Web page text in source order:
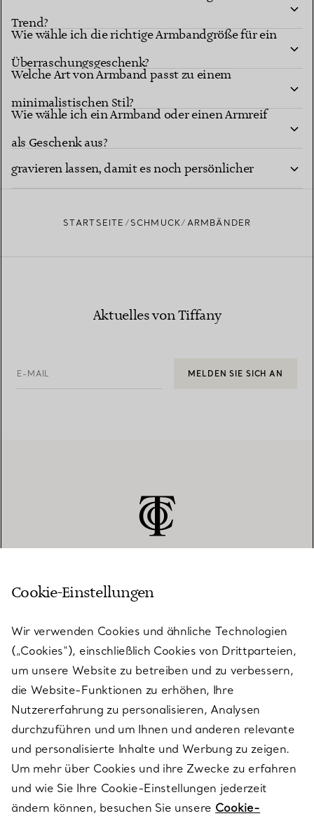
Trend?
Wie wähle ich die richtige Armbandgröße für ein
Überraschungsgeschenk?
Welche Art von Armband passt zu einem
minimalistischen Stil?
Wie wähle ich ein Armband oder einen Armreif
als Geschenk aus?
Kann ich ein Armband personalisieren oder
gravieren lassen, damit es noch persönlicher
STARTSEITE SCHMUCK ARMBÄNDER
Aktuelles von Tiffany
E-MAIL MELDEN SIE SICH AN
KUNDENSERVICE
SERVICES
ÜBER TIFFANY & CO.
RECHTLICHE HINWEISE
Cookie-Einstellungen
Wir verwenden Cookies und ähnliche Technologien
(„Cookies“), einschließlich Cookies von Drittparteien,
um unsere Website zu betreiben und zu verbessern,
die Website-Funktionen zu erhöhen, Ihre
Nutzererfahrung zu personalisieren, Analysen
durchzuführen und um Ihnen und anderen relevante
und personalisierte Inhalte und Werbung zu zeigen.
Um mehr über Cookies und ihre Zwecke zu erfahren
und wie Sie Ihre Cookie-Einstellungen jederzeit
ändern können, besuchen Sie unsere Cookie-